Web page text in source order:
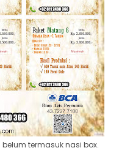
belum termasuk nasi box.